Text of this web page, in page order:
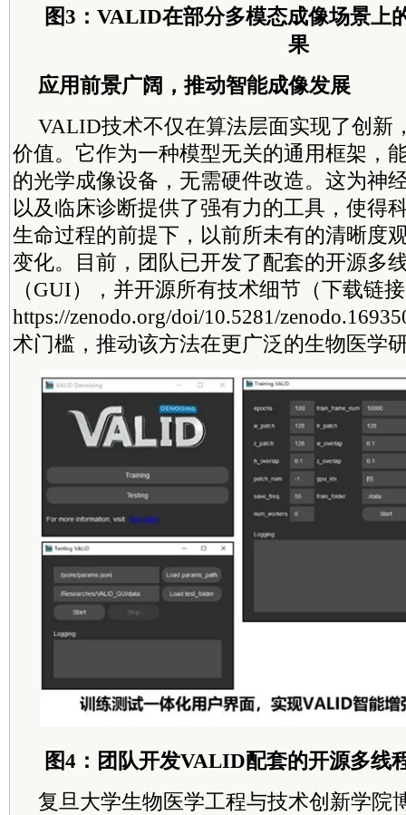
图3：VALID在部分多模态成像场景上
果
应用前景广阔，推动智能成像发展
VALID技术不仅在算法层面实现了创新
价值。它作为一种模型无关的通用框架，
的光学成像设备，无需硬件改造。这为神
以及临床诊断提供了强有力的工具，使得
生命过程的前提下，以前所未有的清晰度
变化。目前，团队已开发了配套的开源多
（GUI），并开源所有技术细节（下载链
https://zenodo.org/doi/10.5281/
术门槛，推动该方法在更广泛的生物医学
图4：团队开发VALID配套的开源多线
复旦大学生物医学工程与技术创新学院